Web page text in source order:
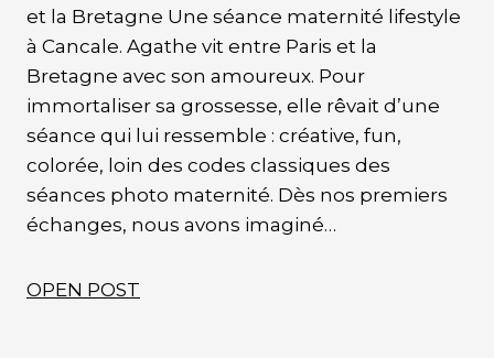
et la Bretagne Une séance maternité lifestyle
à Cancale. Agathe vit entre Paris et la
Bretagne avec son amoureux. Pour
immortaliser sa grossesse, elle rêvait d’une
séance qui lui ressemble : créative, fun,
colorée, loin des codes classiques des
séances photo maternité. Dès nos premiers
échanges, nous avons imaginé…
OPEN POST